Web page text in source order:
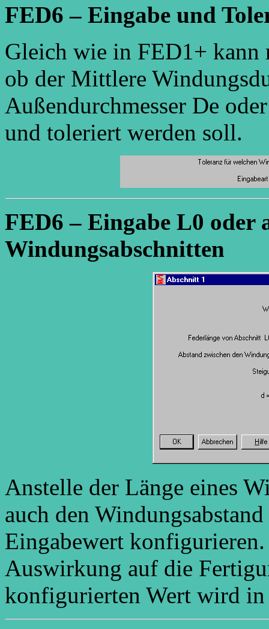
FED6 – Eingabe und
Gleich wie in FED1+ kann
ob der Mittlere
Außendurchmesser De
und toleriert werden soll.
FED6 – Eingabe L0 oder
Windungsabschnitten
Anstelle der Länge eines
auch den
Eingabewert
Auswirkung auf die
konfigurierten Wert wird in